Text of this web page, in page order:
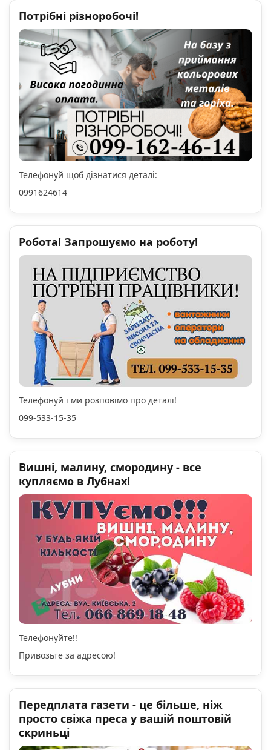
Потрібні різноробочі!
Телефонуй щоб дізнатися деталі:
0991624614
Робота! Запрошуємо на роботу!
Телефонуй і ми розповімо про деталі!
099-533-15-35
Вишні, малину, смородину - все
купляємо в Лубнах!
Телефонуйте!!
Привозьте за адресою!
Передплата газети - це більше, ніж
просто свіжа преса у вашій поштовій
скриньці